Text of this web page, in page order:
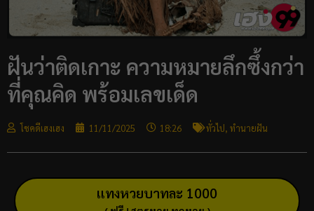
ฝันว่าติดเกาะ ความหมายลึกซึ้งกว่า
ที่คุณคิด พร้อมเลขเด็ด
โชคดีเฮงเฮง 11/11/2025 18:26 ทั่วไป, ทำนายฝัน
แทงหวยบาทละ 1000